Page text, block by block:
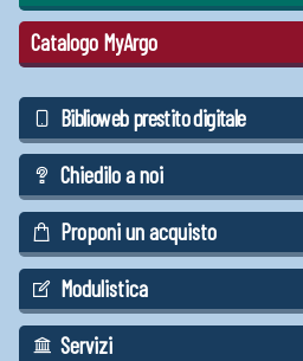
Catalogo MyArgo
Biblioweb prestito digitale
Chiedilo a noi
Proponi un acquisto
Modulistica
Servizi